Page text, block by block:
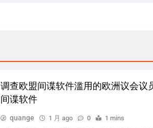
调查欧盟间谍软件滥用的欧洲议会议
间谍软件
quange 1 月 ago 0 1 mins